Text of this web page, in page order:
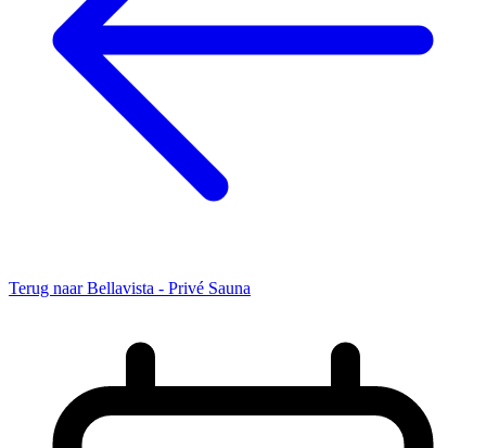
Terug naar Bellavista - Privé Sauna